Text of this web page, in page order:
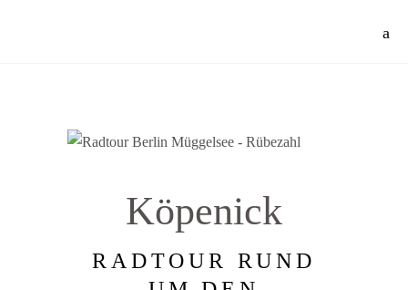
Köpenick
RADTOUR RUND